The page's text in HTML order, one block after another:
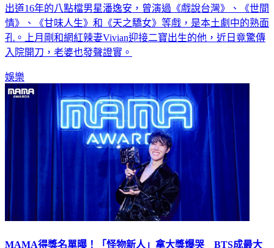
出道16年的八點檔男星潘逸安，曾演過《戲說台灣》、《世間
情》、《甘味人生》和《天之驕女》等戲，是本土劇中的熟面
孔。上月剛和網紅辣妻Vivian迎接二寶出生的他，近日竟驚傳
入院開刀，老婆也發聲證實。
娛樂
MAMA得獎名單曝！「怪物新人」拿大獎爆哭 BTS成最大